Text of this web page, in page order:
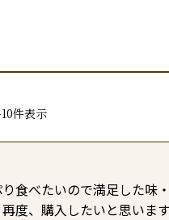
10件表示
食べたいので満足した味
度、購入したいと思います